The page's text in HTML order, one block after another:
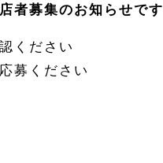
者募集のお知らせです
ください
募ください